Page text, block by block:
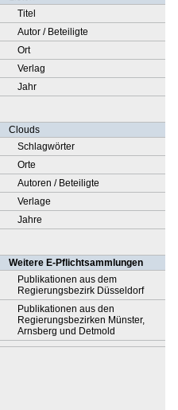
Titel
Autor / Beteiligte
Ort
Verlag
Jahr
Clouds
Schlagwörter
Orte
Autoren / Beteiligte
Verlage
Jahre
Weitere E-Pflichtsammlungen
Publikationen aus dem
Regierungsbezirk Düsseldorf
Publikationen aus den
Regierungsbezirken Münster,
Arnsberg und Detmold